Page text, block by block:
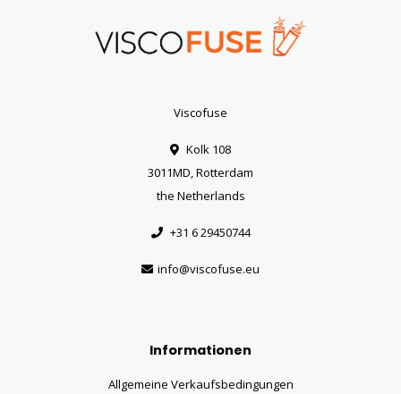
Viscofuse
Kolk 108
3011MD, Rotterdam
the Netherlands
+31 6 29450744
info@viscofuse.eu
Informationen
Allgemeine Verkaufsbedingungen